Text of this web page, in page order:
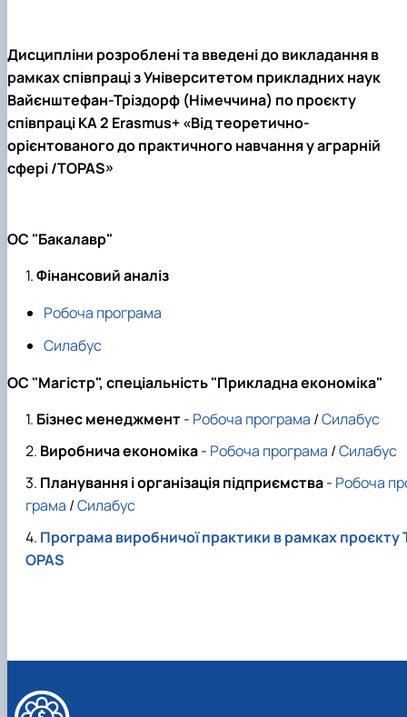
Дисципліни розроблені та введені до викладання в
рамках співпраці з Університетом прикладних наук
Вайєнштефан-Тріздорф (Німеччина) по проєкту
співпраці КА 2 Erasmus+ «Від теоретично-
орієнтованого до практичного навчання у аграрній
сфері /TOPAS»
ОС "Бакалавр"
Фінансовий аналіз
Робоча програма
Силабус
ОС "Магістр", спеціальність "Прикладна економіка"
Бізнес менеджмент- Робоча програма /Силабус
Виробнича економіка- Робоча програма /Силабус
Планування і організація підприємства- Робоча
грама /Силабус
Програма виробничої практики в рамках проєкту
OPAS